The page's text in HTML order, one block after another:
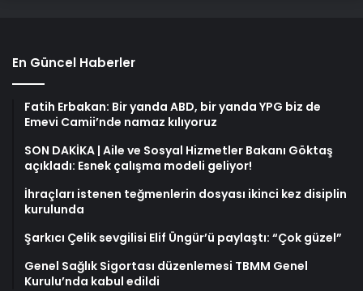
En Güncel Haberler
Fatih Erbakan: Bir yanda ABD, bir yanda YPG biz de
Emevi Camii’nde namaz kılıyoruz
SON DAKİKA | Aile ve Sosyal Hizmetler Bakanı Göktaş
açıkladı: Esnek çalışma modeli geliyor!
İhraçları istenen teğmenlerin dosyası ikinci kez disiplin
kurulunda
Şarkıcı Çelik sevgilisi Elif Üngür’ü paylaştı: “Çok güzel”
Genel Sağlık Sigortası düzenlemesi TBMM Genel
Kurulu’nda kabul edildi